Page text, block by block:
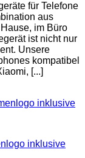
für Telefone
aus
im Büro
ist nicht nur
Unsere
kompatibel
[...]
inklusive